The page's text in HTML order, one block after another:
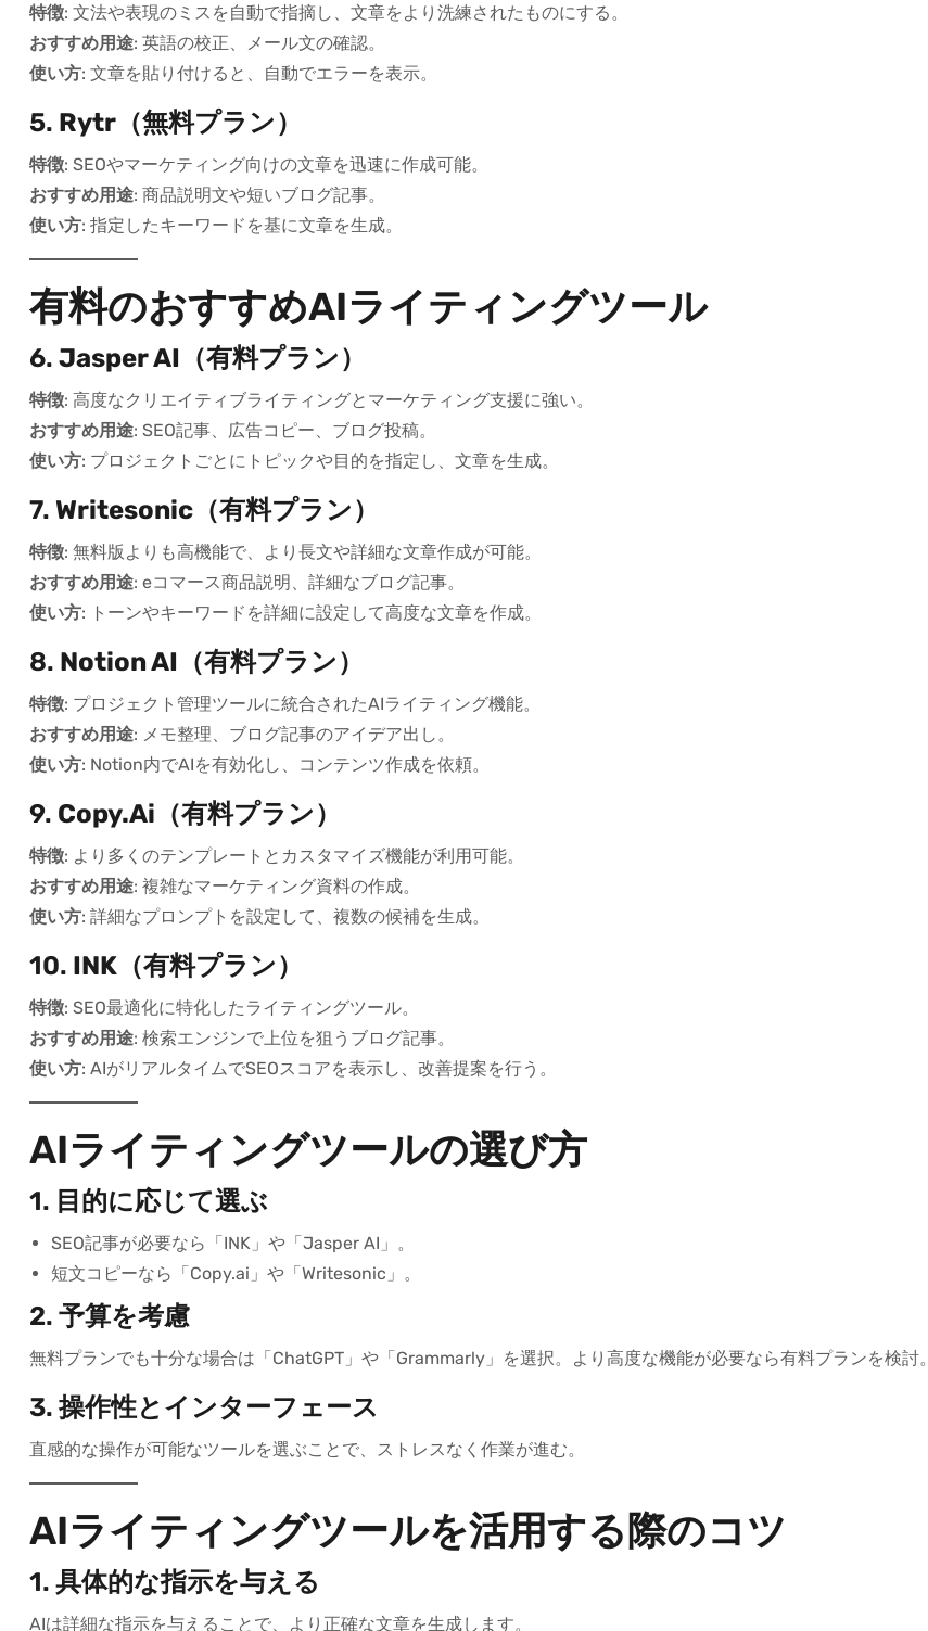
特徴: 文法や表現のミスを自動で指摘し、文章をより洗練されたものにする。
おすすめ用途: 英語の校正、メール文の確認。
使い方: 文章を貼り付けると、自動でエラーを表示。
5. Rytr（無料プラン）
特徴: SEOやマーケティング向けの文章を迅速に作成可能。
おすすめ用途: 商品説明文や短いブログ記事。
使い方: 指定したキーワードを基に文章を生成。
有料のおすすめAIライティングツール
6. Jasper AI（有料プラン）
特徴: 高度なクリエイティブライティングとマーケティング支援に強い。
おすすめ用途: SEO記事、広告コピー、ブログ投稿。
使い方: プロジェクトごとにトピックや目的を指定し、文章を生成。
7. Writesonic（有料プラン）
特徴: 無料版よりも高機能で、より長文や詳細な文章作成が可能。
おすすめ用途: eコマース商品説明、詳細なブログ記事。
使い方: トーンやキーワードを詳細に設定して高度な文章を作成。
8. Notion AI（有料プラン）
特徴: プロジェクト管理ツールに統合されたAIライティング機能。
おすすめ用途: メモ整理、ブログ記事のアイデア出し。
使い方: Notion内でAIを有効化し、コンテンツ作成を依頼。
9. Copy.ai（有料プラン）
特徴: より多くのテンプレートとカスタマイズ機能が利用可能。
おすすめ用途: 複雑なマーケティング資料の作成。
使い方: 詳細なプロンプトを設定して、複数の候補を生成。
10. INK（有料プラン）
特徴: SEO最適化に特化したライティングツール。
おすすめ用途: 検索エンジンで上位を狙うブログ記事。
使い方: AIがリアルタイムでSEOスコアを表示し、改善提案を行う。
AIライティングツールの選び方
1. 目的に応じて選ぶ
SEO記事が必要なら「INK」や「Jasper AI」。
短文コピーなら「Copy.ai」や「Writesonic」。
2. 予算を考慮
無料プランでも十分な場合は「ChatGPT」や「Grammarly」を選択。より高度な機能が必要なら有料プランを検討。
3.操作性とインターフェース
直感的な操作が可能なツールを選ぶことで、ストレスなく作業が進む。
AIライティングツールを活用する際のコツ
1. 具体的な指示を与える
AIは詳細な指示を与えることで、より正確な文章を生成します。